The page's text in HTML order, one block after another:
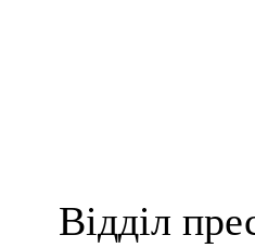
Відділ